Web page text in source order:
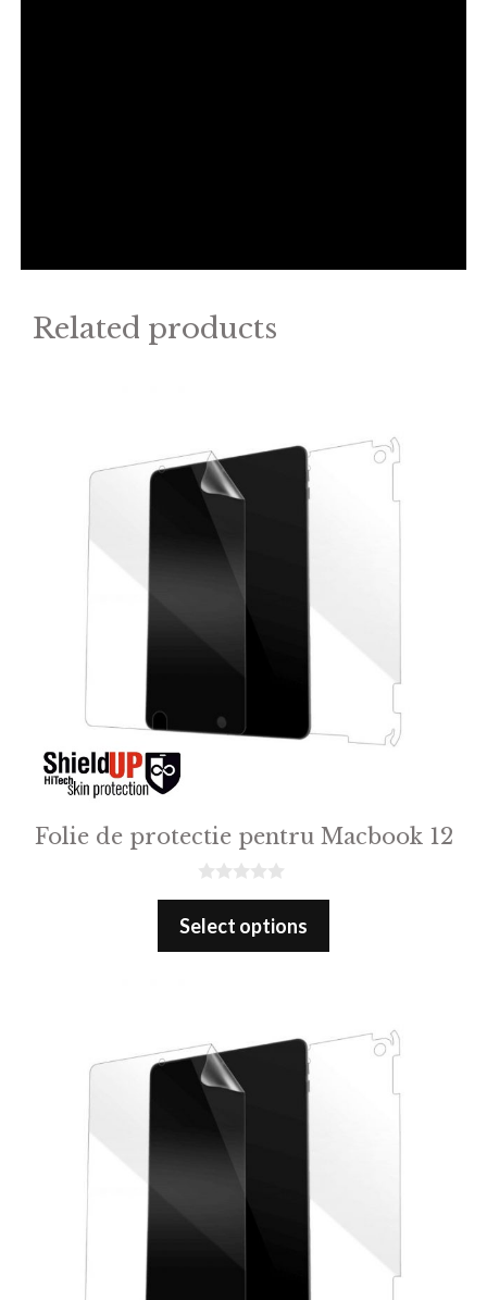
Related products
Folie de protectie pentru Macbook 12
0
u
Select options